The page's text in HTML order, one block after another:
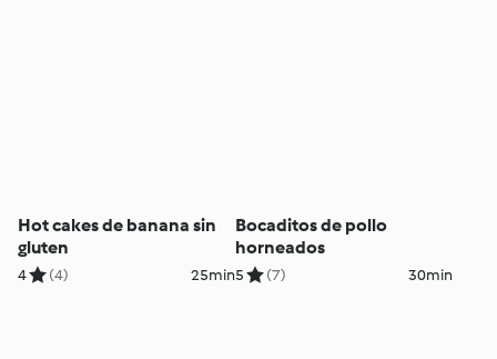
Hot cakes de banana sin
gluten
4 (4) 25min
Bocaditos de pollo
horneados
5 (7) 30min